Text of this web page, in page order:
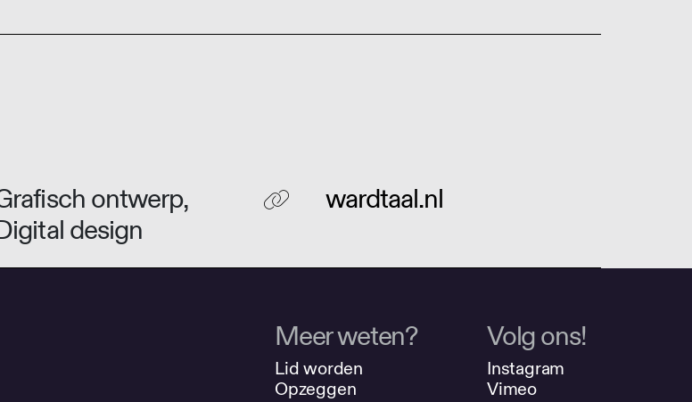
ontwerp,
design
wardtaal.nl
Meer weten?
Lid worden
Opzeggen
Volg ons!
Instagram
Vimeo